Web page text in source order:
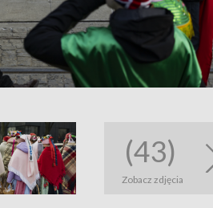
(43)
Zobacz zdjęcia